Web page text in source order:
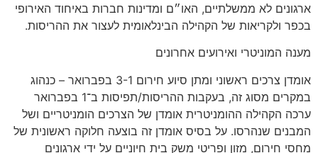
ארגונים לא ממשלתיים, האו״ם ומדינות חברות באיחוד האירופי
בכפר ולקריאות של הקהילה הבינלאומית לעצור את ההריסות.
מענה המוניטרי ואירועים אחרונים
אומדן צרכים ראשוני ומתן סיוע חירום 3-1 בפברואר – כנהוג
במקרים מסוג זה, בעקבות ההריסות/תפיסות ב־1 בפברואר
ערכה הקהילה ההומניטרית אומדן של הצרכים הומניטריים ושל
המבנים שנהרסו. על בסיס אומדן זה בוצעה חלוקה ראשונית של
מחסי חירום, מזון ופריטי משק בית חיוניים על ידי ארגונים